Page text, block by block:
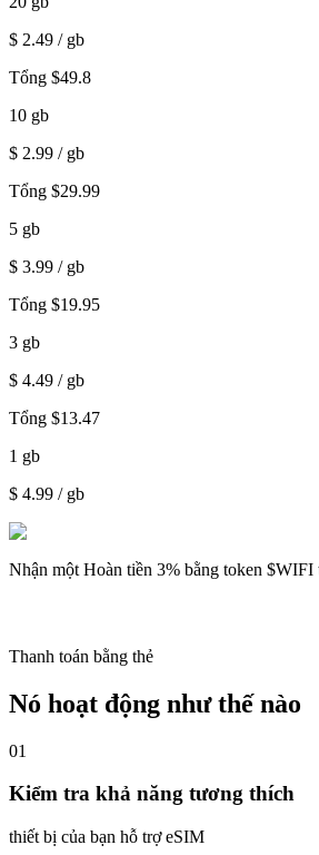
$ 2.49 / gb
Tổng $49.8
10 gb
$ 2.99 / gb
Tổng $29.99
5 gb
$ 3.99 / gb
Tổng $19.95
3 gb
$ 4.49 / gb
Tổng $13.47
1 gb
$ 4.99 / gb
Nhận một Hoàn tiền 3% bằng token $WIFI
Thanh toán bằng thẻ
Nó hoạt động như thế nào
01
Kiểm tra khả năng tương thích
thiết bị của bạn hỗ trợ eSIM